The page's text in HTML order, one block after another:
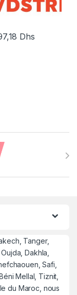
Dhs
Tanger,
Dakhla,
Safi,
Mellal, Tiznit,
du Maroc, nous